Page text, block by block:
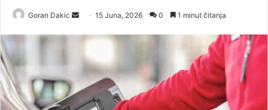
Goran Dakic
n
e
15 Juna, 2026 0 1 minut čitanja